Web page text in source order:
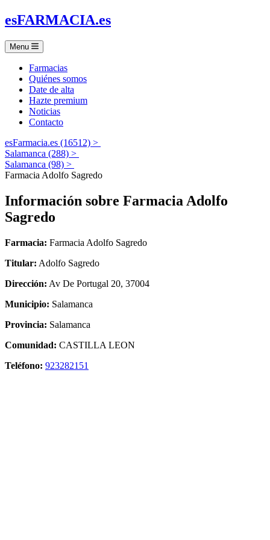
esFARMACIA.es
Menu
Farmacias
Quiénes somos
Date de alta
Hazte premium
Noticias
Contacto
esFarmacia.es (16512) >
Salamanca (288) >
Salamanca (98) >
Farmacia Adolfo Sagredo
Información sobre Farmacia Adolfo
Sagredo
Farmacia: Farmacia Adolfo Sagredo
Titular: Adolfo Sagredo
Dirección: Av De Portugal 20, 37004
Municipio: Salamanca
Provincia: Salamanca
Comunidad: CASTILLA LEON
Teléfono: 923282151